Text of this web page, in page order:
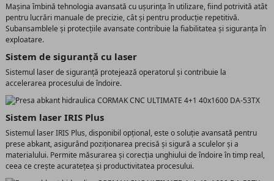
Mașina îmbină tehnologia avansată cu ușurința în utilizare, fiind potrivită atât
pentru lucrări manuale de precizie, cât și pentru producție repetitivă.
Subansamblele și protecțiile avansate contribuie la fiabilitatea și siguranța în
exploatare.
Sistem de siguranță cu laser
Sistemul laser de siguranță protejează operatorul și contribuie la
accelerarea procesului de îndoire.
Sistem laser IRIS Plus
Sistemul laser IRIS Plus, disponibil opțional, este o soluție avansată pentru
prese abkant, asigurând poziționarea precisă și sigură a sculelor și a
materialului. Permite măsurarea și corecția unghiului de îndoire în timp real,
ceea ce crește acuratețea și productivitatea procesului.